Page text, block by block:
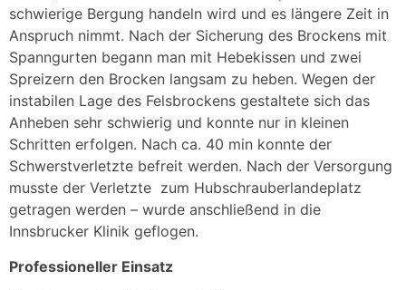
schwierige Bergung handeln wird und es längere Zeit in
Anspruch nimmt. Nach der Sicherung des Brockens mit
Spanngurten begann man mit Hebekissen und zwei
Spreizern den Brocken langsam zu heben. Wegen der
instabilen Lage des Felsbrockens gestaltete sich das
Anheben sehr schwierig und konnte nur in kleinen
Schritten erfolgen. Nach ca. 40 min konnte der
Schwerstverletzte befreit werden. Nach der Versorgung
musste der Verletzte zum Hubschrauberlandeplatz
getragen werden – wurde anschließend in die
Innsbrucker Klinik geflogen.
Professioneller Einsatz